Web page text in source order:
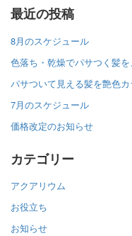
最近の投稿
8月のスケジュール
色落ち・乾燥でパサつく髪
パサついて見える髪を艶色
7月のスケジュール
価格改定のお知らせ
カテゴリー
アクアリウム
お役立ち
お知らせ